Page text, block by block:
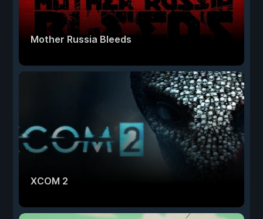
Mother Russia Bleeds
XCOM 2